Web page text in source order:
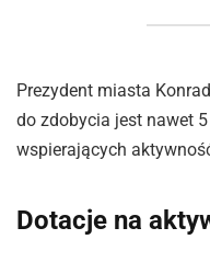
Prezydent miasta
do zdobycia jest nawet
wspierających
Dotacje na